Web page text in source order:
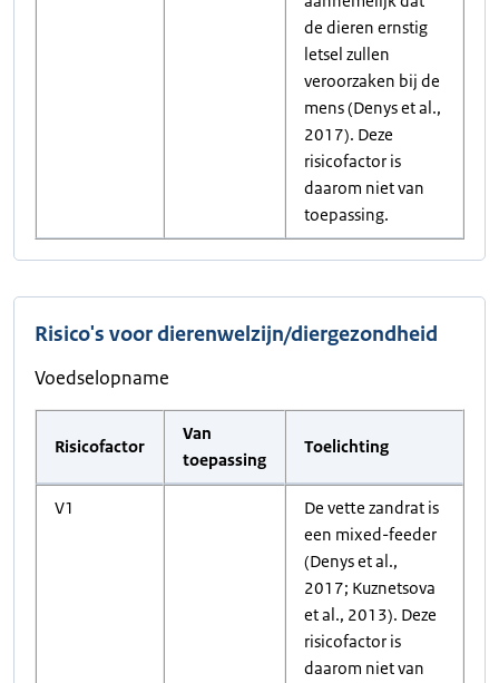
de dieren ernstig
letsel zullen
veroorzaken bij de
mens (Denys et al.,
2017). Deze
risicofactor is
daarom niet van
toepassing.
Risico's voor dierenwelzijn/diergezondheid
Voedselopname
Risicofactor
Van
toepassing
Toelichting
V1
De vette zandrat is
een mixed-feeder
(Denys et al.,
2017; Kuznetsova
et al., 2013). Deze
risicofactor is
daarom niet van